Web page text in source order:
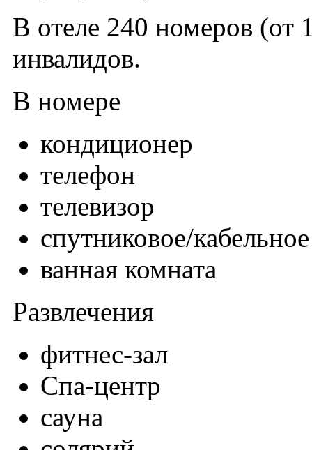
В отеле 240 номеров (от
инвалидов.
В номере
кондиционер
телефон
телевизор
спутниковое/
ванная комната
Развлечения
фитнес-зал
Спа-центр
сауна